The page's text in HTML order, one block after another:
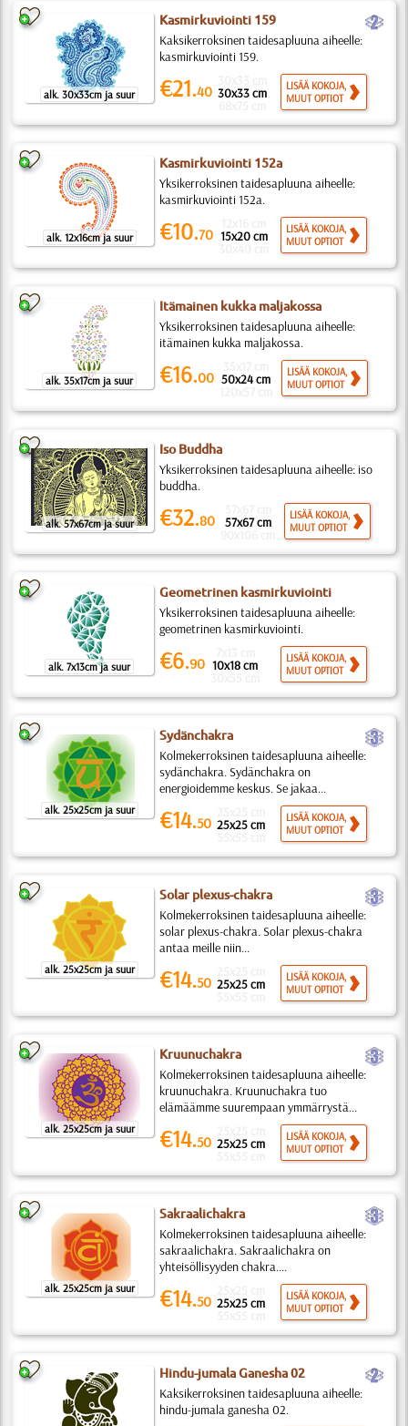
alk. 30x33cm ja suur
Kasmirkuviointi 159 b
Kaksikerroksinen taidesapluuna aiheelle:
kasmirkuviointi 159.
€21.40 30x33 cm
LISÄÄ KOKOJA,
MUUT OPTIOT
alk. 12x16cm ja suur
Kasmirkuviointi 152a
Yksikerroksinen taidesapluuna aiheelle:
kasmirkuviointi 152a.
€10.70 15x20 cm
LISÄÄ KOKOJA,
MUUT OPTIOT
alk. 35x17cm ja suur
Itämainen kukka maljakossa
Yksikerroksinen taidesapluuna aiheelle:
itämainen kukka maljakossa.
€16.00 50x24 cm
LISÄÄ KOKOJA,
MUUT OPTIOT
alk. 57x67cm ja suur
Iso Buddha
Yksikerroksinen taidesapluuna aiheelle: iso
buddha.
€32.80 57x67 cm
LISÄÄ KOKOJA,
MUUT OPTIOT
alk. 7x13cm ja suur
Geometrinen kasmirkuviointi
Yksikerroksinen taidesapluuna aiheelle:
geometrinen kasmirkuviointi.
€6.90 10x18 cm
LISÄÄ KOKOJA,
MUUT OPTIOT
alk. 25x25cm ja suur
Sydänchakra c
Kolmekerroksinen taidesapluuna aiheelle:
sydänchakra. Sydänchakra on
energioidemme keskus. Se jakaa...
€14.50 25x25 cm
LISÄÄ KOKOJA,
MUUT OPTIOT
alk. 25x25cm ja suur
Solar plexus-chakra c
Kolmekerroksinen taidesapluuna aiheelle:
solar plexus-chakra. Solar plexus-chakra
antaa meille niin...
€14.50 25x25 cm
LISÄÄ KOKOJA,
MUUT OPTIOT
alk. 25x25cm ja suur
Kruunuchakra c
Kolmekerroksinen taidesapluuna aiheelle:
kruunuchakra. Kruunuchakra tuo
elämäämme suurempaan ymmärrystä...
€14.50 25x25 cm
LISÄÄ KOKOJA,
MUUT OPTIOT
alk. 25x25cm ja suur
Sakraalichakra c
Kolmekerroksinen taidesapluuna aiheelle:
sakraalichakra. Sakraalichakra on
yhteisöllisyyden chakra....
€14.50 25x25 cm
LISÄÄ KOKOJA,
MUUT OPTIOT
Hindu-jumala Ganesha 02 b
Kaksikerroksinen taidesapluuna aiheelle:
hindu-jumala ganesha 02.